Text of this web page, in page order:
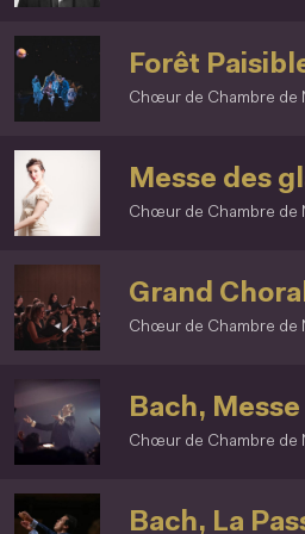
Chœur de Chambre de
Forêt
Chœur de Chambre de
Messe des
Chœur de Chambre de
Grand
Chœur de Chambre de
Bach, Messe
Bach, La